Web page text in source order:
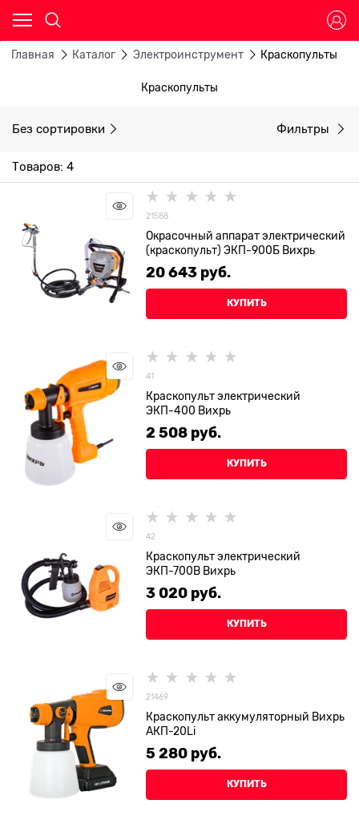
Главная Каталог Электроинструмент Краскопульты
Краскопульты
Без сортировки Фильтры
Товаров: 4
21588
Окрасочный аппарат электрический
(краскопульт) ЭКП-900Б Вихрь
20 643 руб.
КУПИТЬ
41
Краскопульт электрический
ЭКП-400 Вихрь
2 508 руб.
КУПИТЬ
42
Краскопульт электрический
ЭКП-700В Вихрь
3 020 руб.
КУПИТЬ
21469
Краскопульт аккумуляторный Вихрь
АКП-20Li
5 280 руб.
КУПИТЬ